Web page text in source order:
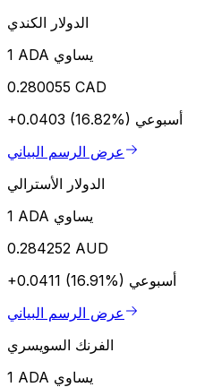
الدولار الكندي
1 ADA يساوي
0.280055 CAD
+0.0403 (16.82%) أسبوعي
عرض الرسم البياني
الدولار الأسترالي
1 ADA يساوي
0.284252 AUD
+0.0411 (16.91%) أسبوعي
عرض الرسم البياني
الفرنك السويسري
1 ADA يساوي